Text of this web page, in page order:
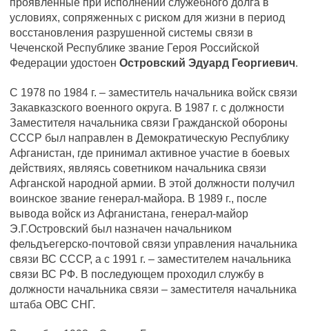
условиях, сопряженных с риском для жизни в период
восстановления разрушенной системы связи в
Чеченской Республике звание Героя Российской
Федерации удостоен Островский Эдуард Георгиевич.
С 1978 по 1984 г. – заместитель начальника войск связи
Закавказского военного округа. В 1987 г. с должности
Заместителя начальника связи Гражданской обороны
СССР был направлен в Демократическую Республику
Афганистан, где принимал активное участие в боевых
действиях, являясь советником начальника связи
Афганской народной армии. В этой должности получил
воинское звание генерал-майора. В 1989 г., после
вывода войск из Афганистана, генерал-майор
Э.Г.Островский был назначен начальником
фельдъегерско-почтовой связи управления начальника
связи ВС СССР, а с 1991 г. – заместителем начальника
связи ВС РФ. В последующем проходил службу в
должности начальника связи – заместителя начальника
штаба ОВС СНГ.